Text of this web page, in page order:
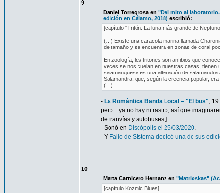
9
Daniel Torregrosa en "Del mito al
edición en Cálamo, 2018) escribió:
[capítulo "Tritón. La luna más grande de
(…) Existe una caracola marina llamada
de tamaño y se encuentra en zonas de coral
En zoología, los tritones son anfibios que
veces se nos cuelan en nuestras casas, tienen
salamanquesa es una alteración de
Salamandra, que, según la creencia popular,
(…)
- La Romántica Banda Local – "El bus",
pero... ya no hay ni rastro; así que
de tranvías y autobuses.]
- Sonó en Discópolis el 25/03/2020.
- Y Fallo de Sistema dedicó una de sus
10
Marta Carnicero Hernanz en "Matrioskas"
[capítulo Kozmic Blues]